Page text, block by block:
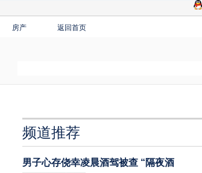
房产 返回首页
频道推荐
男子心存侥幸凌晨酒驾被查 “隔夜酒